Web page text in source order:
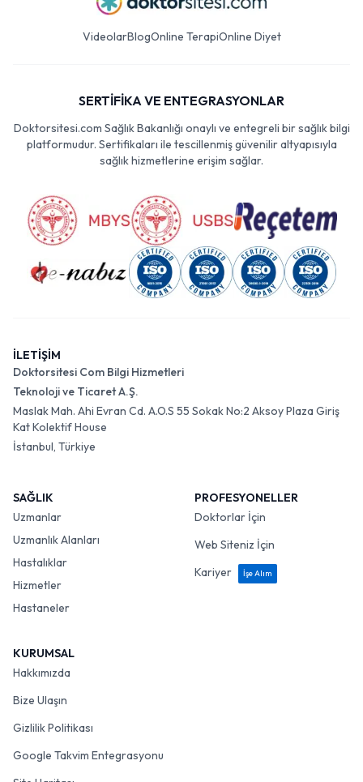
VideolarBlogOnline TerapiOnline Diyet
SERTİFİKA VE ENTEGRASYONLAR
Doktorsitesi.com Sağlık Bakanlığı onaylı ve entegreli bir sağlık bilgi
platformudur. Sertifikaları ile tescillenmiş güvenilir altyapısıyla
sağlık hizmetlerine erişim sağlar.
İLETİŞİM
Doktorsitesi Com Bilgi Hizmetleri
Teknoloji ve Ticaret A.Ş.
Maslak Mah. Ahi Evran Cd. A.O.S 55 Sokak No:2 Aksoy Plaza Giriş
Kat Kolektif House
İstanbul, Türkiye
SAĞLIK
Uzmanlar
Uzmanlık Alanları
Hastalıklar
Hizmetler
Hastaneler
PROFESYONELLER
Doktorlar İçin
Web Siteniz İçin
Kariyer
İşe Alım
KURUMSAL
Hakkımızda
Bize Ulaşın
Gizlilik Politikası
Google Takvim Entegrasyonu